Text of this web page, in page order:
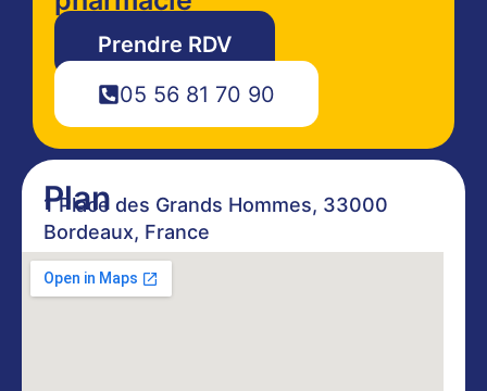
Plan
1 Place des Grands Hommes, 33000
Bordeaux, France
Prendre RDV
05 56 81 70 90